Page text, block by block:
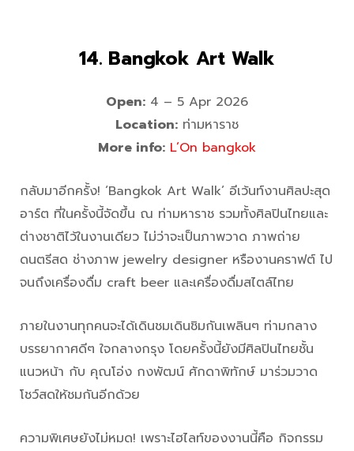
14. Bangkok Art Walk
Open: 4 – 5 Apr 2026
Location: ท่ามหาราช
More info: L’On bangkok
กลับมาอีกครั้ง! ‘Bangkok Art Walk’ อีเว้นท์งานศิลปะสุด
อาร์ต ที่ในครั้งนี้จัดขึ้น ณ ท่ามหาราช รวมทั้งศิลปินไทยและ
ต่างชาติไว้ในงานเดียว ไม่ว่าจะเป็นภาพวาด ภาพถ่าย
ดนตรีสด ช่างภาพ jewelry designer หรืองานคราฟต์ ไป
จนถึงเครื่องดื่ม craft beer และเครื่องดื่มสไตล์ไทย
ภายในงานทุกคนจะได้เดินชมเดินชิมกันเพลินๆ ท่ามกลาง
บรรยากาศดีๆ ใจกลางกรุง โดยครั้งนี้ยังมีศิลปินไทยชั้น
แนวหน้า กับ คุณโอ่ง กงพัฒน์ ศักดาพิทักษ์ มาร่วมวาด
โชว์สดให้ชมกันอีกด้วย
ความพิเศษยังไม่หมด! เพราะไฮไลท์ของงานนี้คือ กิจกรรม